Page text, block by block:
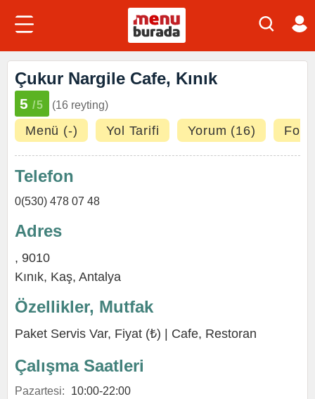
Çukur Nargile Cafe, Kınık
5 /5 (16 reyting)
Menü (-) Yol Tarifi Yorum (16)
Telefon
0(530) 478 07 48
Adres
, 9010
Kınık, Kaş, Antalya
Özellikler, Mutfak
Paket Servis Var, Fiyat (₺) | Cafe, Restoran
Çalışma Saatleri
Pazartesi:
10:00-22:00